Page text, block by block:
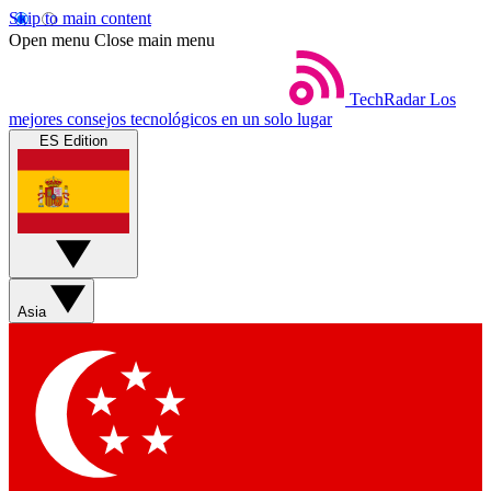
Skip to main content
Open menu Close main menu
TechRadar Los
mejores consejos tecnológicos en un solo lugar
ES Edition
Asia